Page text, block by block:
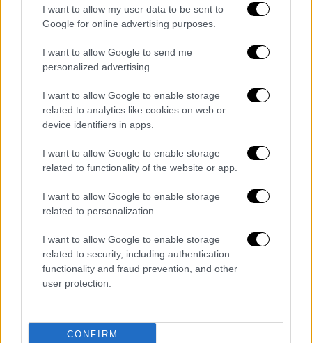
I want to allow my user data to be sent to
Google for online advertising purposes.
I want to allow Google to send me
personalized advertising.
I want to allow Google to enable storage
related to analytics like cookies on web or
device identifiers in apps.
I want to allow Google to enable storage
related to functionality of the website or app.
I want to allow Google to enable storage
related to personalization.
I want to allow Google to enable storage
related to security, including authentication
functionality and fraud prevention, and other
user protection.
CONFIRM
POPULAR VIDEOS
Ώρα Ελλάδος...|07.08.2026 09:59
Ώρα Ελλάδος 07/08/2026
Κεντρικό...| 06.08.2026 20:05
Κεντρικό δελτίο ειδήσεων 06/08/2026